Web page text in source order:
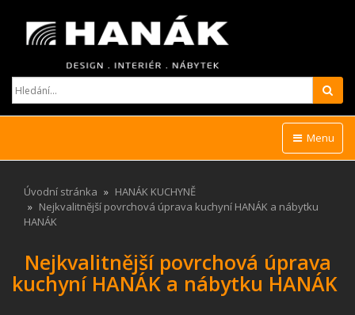
Menu
Úvodní stránka
HANÁK KUCHYNĚ
Nejkvalitnější povrchová úprava kuchyní HANÁK a nábytku
HANÁK
Nejkvalitnější povrchová úprava
kuchyní HANÁK a nábytku HANÁK